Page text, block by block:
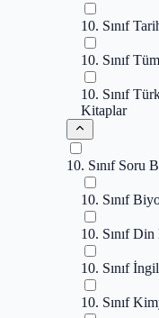
10. Sınıf
10. Sınıf
10. Sınıf
Kitaplar
10. Sınıf Soru
10. Sınıf
10. Sınıf
10. Sınıf
10. Sınıf